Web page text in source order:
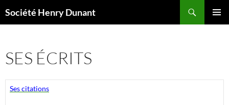
au
Société Henry Dunant
SES ÉCRITS
Ses citations